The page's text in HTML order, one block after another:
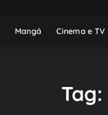
Mangá Cinema e TV
Tag: